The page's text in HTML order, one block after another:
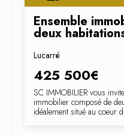
Ensemble
deux
Lucarré
425 500€
SC IMMOBILIER vous
immobilier composé de
idéalement situé au coeur